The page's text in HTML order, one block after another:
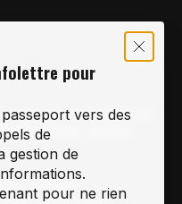
vélo de montagne et
Montréal, depuis
Joindre
pour
vers des
de
gestion de
pour ne rien